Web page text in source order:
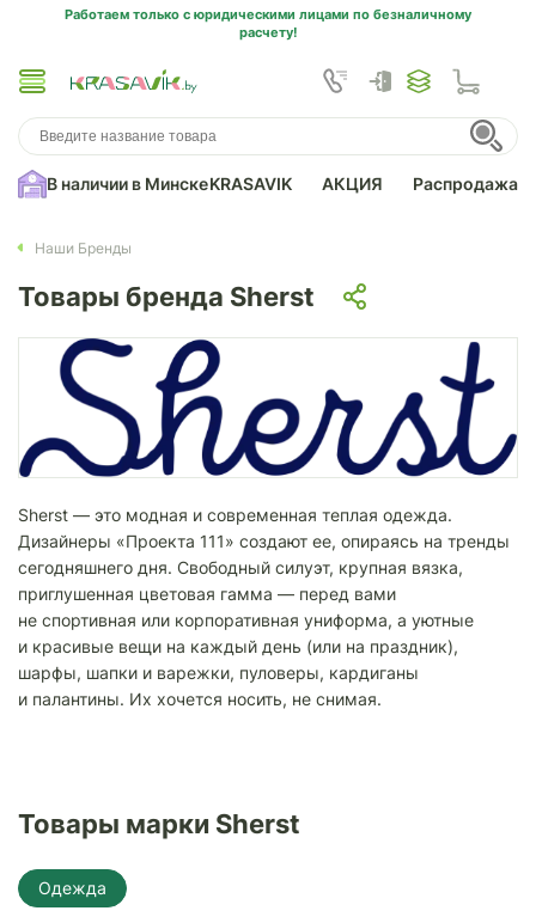
Работаем только с юридическими лицами по безналичному
расчету!
В наличии в МинскеKRASAVIK АКЦИЯ Распродажа
Наши Бренды
Товары бренда Sherst
Sherst — это модная и современная теплая одежда.
Дизайнеры «Проекта 111» создают ее, опираясь на тренды
сегодняшнего дня. Свободный силуэт, крупная вязка,
приглушенная цветовая гамма — перед вами
не спортивная или корпоративная униформа, а уютные
и красивые вещи на каждый день (или на праздник),
шарфы, шапки и варежки, пуловеры, кардиганы
и палантины. Их хочется носить, не снимая.
Товары марки Sherst
Одежда